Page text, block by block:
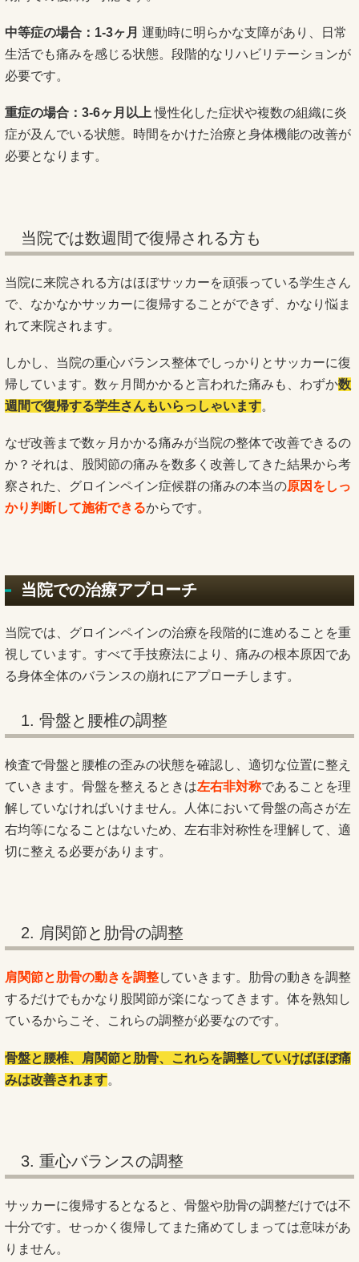
中等症の場合：1-3ヶ月 運動時に明らかな支障があり、日常
生活でも痛みを感じる状態。段階的なリハビリテーションが
必要です。
重症の場合：3-6ヶ月以上 慢性化した症状や複数の組織に炎
症が及んでいる状態。時間をかけた治療と身体機能の改善が
必要となります。
当院では数週間で復帰される方も
当院に来院される方はほぼサッカーを頑張っている学生さん
で、なかなかサッカーに復帰することができず、かなり悩ま
れて来院されます。
しかし、当院の重心バランス整体でしっかりとサッカーに復
帰しています。数ヶ月間かかると言われた痛みも、わずか数
週間で復帰する学生さんもいらっしゃいます。
なぜ改善まで数ヶ月かかる痛みが当院の整体で改善できるの
か？それは、股関節の痛みを数多く改善してきた結果から考
察された、グロインペイン症候群の痛みの本当の原因をしっ
かり判断して施術できるからです。
当院での治療アプローチ
当院では、グロインペインの治療を段階的に進めることを重
視しています。すべて手技療法により、痛みの根本原因であ
る身体全体のバランスの崩れにアプローチします。
1. 骨盤と腰椎の調整
検査で骨盤と腰椎の歪みの状態を確認し、適切な位置に整え
ていきます。骨盤を整えるときは左右非対称であることを理
解していなければいけません。人体において骨盤の高さが左
右均等になることはないため、左右非対称性を理解して、適
切に整える必要があります。
2. 肩関節と肋骨の調整
肩関節と肋骨の動きを調整していきます。肋骨の動きを調整
するだけでもかなり股関節が楽になってきます。体を熟知し
ているからこそ、これらの調整が必要なのです。
骨盤と腰椎、肩関節と肋骨、これらを調整していけばほぼ痛
みは改善されます。
3. 重心バランスの調整
サッカーに復帰するとなると、骨盤や肋骨の調整だけでは不
十分です。せっかく復帰してまた痛めてしまっては意味があ
りません。